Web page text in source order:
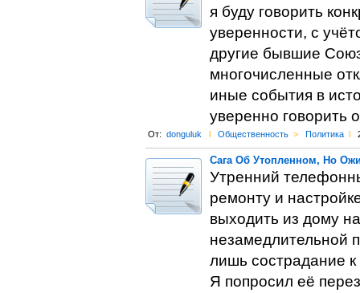
я буду говорить
уверенности, с
другие бывшие
многочисленные
иные события в
уверенно говорить
От: donguluk l Общественность > Политика l
Сага Об Утопленном, Но
Утренний
ремонту и
выходить из дому
незамедлительной
лишь сострадание к
Я попросил её